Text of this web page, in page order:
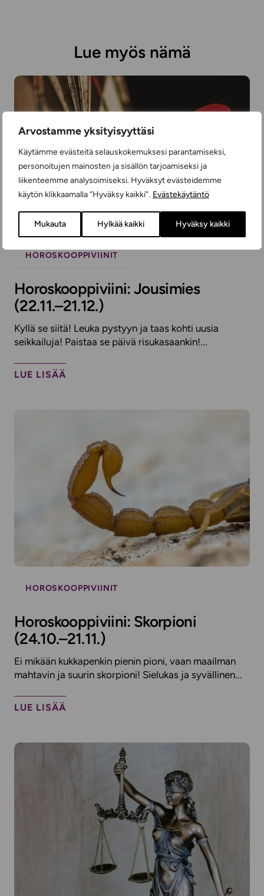
Arvostamme yksityisyyttäsi
Käytämme evästeitä selauskokemuksesi parantamiseksi,
personoitujen mainosten ja sisällön tarjoamiseksi ja
liikenteemme analysoimiseksi. Hyväksyt evästeidemme
käytön klikkaamalla ”Hyväksy kaikki”. Evästekäytäntö
Mukauta Hylkää kaikki Hyväksy kaikki
Lue myös nämä
HOROSKOOPPIVIINIT
Horoskooppiviini: Jousimies
(22.11.–21.12.)
Kyllä se siitä! Leuka pystyyn ja taas kohti uusia
seikkailuja! Paistaa se päivä risukasaankin!...
LUE LISÄÄ
HOROSKOOPPIVIINIT
Horoskooppiviini: Skorpioni
(24.10.–21.11.)
Ei mikään kukkapenkin pienin pioni, vaan maailman
mahtavin ja suurin skorpioni! Sielukas ja syvällinen...
LUE LISÄÄ